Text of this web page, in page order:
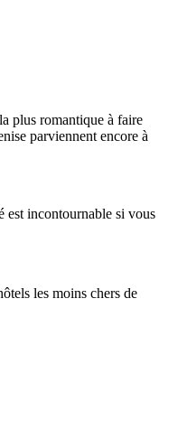
plus romantique à faire
parviennent encore à
est incontournable si vous
les moins chers de